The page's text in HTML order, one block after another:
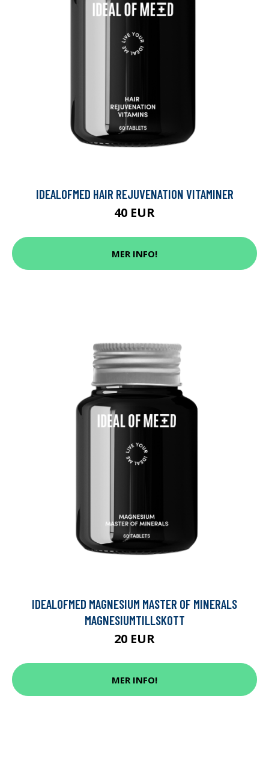
IDEALOFMED HAIR REJUVENATION VITAMINER
40 EUR
MER INFO!
IDEALOFMED MAGNESIUM MASTER OF MINERALS
MAGNESIUMTILLSKOTT
20 EUR
MER INFO!